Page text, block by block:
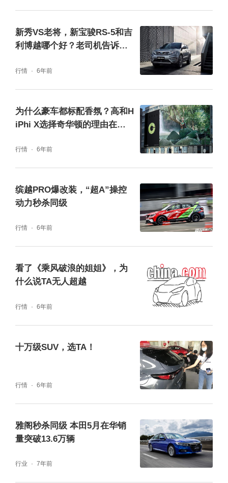
即使有这么多挑逗视觉神经的设计元素，这样
的缤越也不是一成不变的。当需要更多个性化
多元化的外观效果。
不论作为小白车主还是经验相对丰富的“老司
机”，当选择一台小型SUV时，全面的产品力表
量表现，缤越在这些方面都能作为我们下定这
台车的关键因素。同时，28万名车主已经在为
市场证言，口碑层面也逐渐成为选择缤越的主
要原因。在今年，如果缤越能够继续保持强劲
的增长势头，超越合资竞品稳居市场第一将指
日可待。
新秀VS老将，新宝骏RS-5和吉
利博越哪个好？老司机告诉你
行情 6年前
为什么豪车都标配香氛？高和H
iPhi X选择奇华顿的理由在这
行情 6年前
缤越PRO爆改装，“超A”操控
动力秒杀同级
行情 6年前
看了《乘风破浪的姐姐》，为
什么说TA无人超越
行情 6年前
十万级SUV，选TA！
行情 6年前
雅阁秒杀同级 本田5月在华销
量突破13.6万辆
行业 7年前